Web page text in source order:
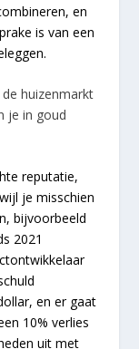
en
is van een
de huizenmarkt
je in goud
reputatie,
je misschien
bijvoorbeeld
2021
en er gaat
10% verlies
uit met